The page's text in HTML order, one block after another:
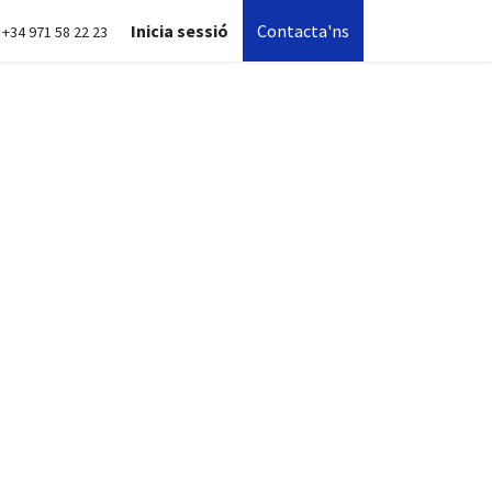
+34 971 58 22 23 Inicia sessió Contacta'ns